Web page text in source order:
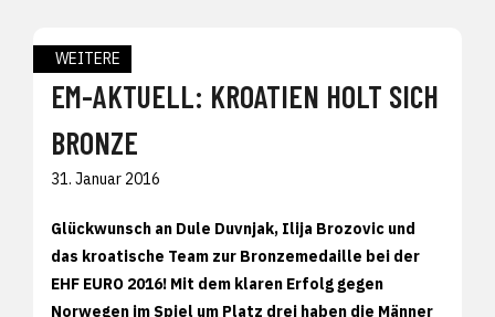
WEITERE
EM-AKTUELL: KROATIEN HOLT SICH
BRONZE
31. Januar 2016
Glückwunsch an Dule Duvnjak, Ilija Brozovic und
das kroatische Team zur Bronzemedaille bei der
EHF EURO 2016! Mit dem klaren Erfolg gegen
Norwegen im Spiel um Platz drei haben die Männer